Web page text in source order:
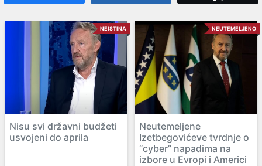
NEISTINA
Nisu svi državni budžeti
usvojeni do aprila
NEUTEMELJENO
Neutemeljene
Izetbegovićeve tvrdnje o
“cyber” napadima na
izbore u Evropi i Americi